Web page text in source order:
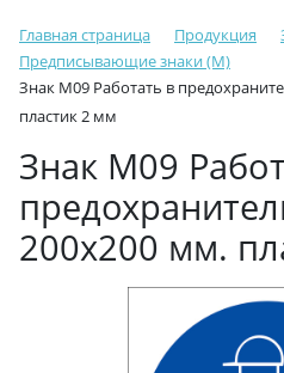
Главная страница Продукция
Предписывающие знаки (M)
Знак M09 Работать в
пластик 2 мм
Знак M09
200x200 мм.